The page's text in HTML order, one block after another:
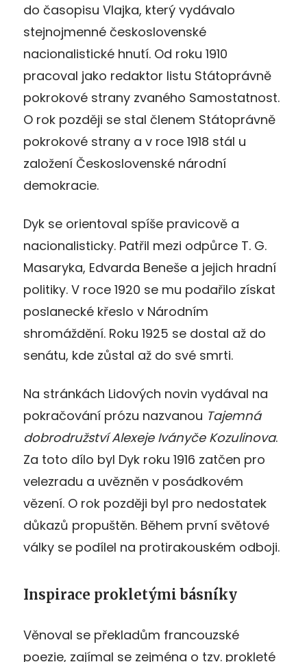
do časopisu Vlajka, který vydávalo
stejnojmenné československé
nacionalistické hnutí. Od roku 1910
pracoval jako redaktor listu Státoprávně
pokrokové strany zvaného Samostatnost.
O rok později se stal členem Státoprávně
pokrokové strany a v roce 1918 stál u
založení Československé národní
demokracie.
Dyk se orientoval spíše pravicově a
nacionalisticky. Patřil mezi odpůrce T. G.
Masaryka, Edvarda Beneše a jejich hradní
politiky. V roce 1920 se mu podařilo získat
poslanecké křeslo v Národním
shromáždění. Roku 1925 se dostal až do
senátu, kde zůstal až do své smrti.
Na stránkách Lidových novin vydával na
pokračování prózu nazvanou Tajemná
dobrodružství Alexeje Iványče Kozulinova.
Za toto dílo byl Dyk roku 1916 zatčen pro
velezradu a uvězněn v posádkovém
vězení. O rok později byl pro nedostatek
důkazů propuštěn. Během první světové
války se podílel na protirakouském odboji.
Inspirace prokletými básníky
Věnoval se překladům francouzské
poezie, zajímal se zejména o tzv. prokleté